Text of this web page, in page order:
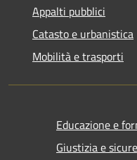
Appalti pubblici
Catasto e urbanistica
Mobilità e trasporti
Educazione e
Giustizia e